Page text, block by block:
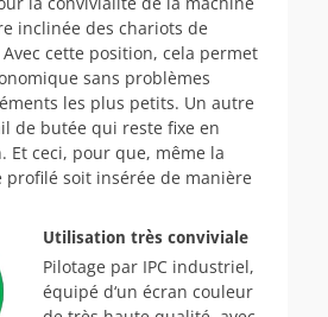
inclinée des chariots de
cette position, cela permet
sans problèmes
les plus petits. Un autre
de butée qui reste fixe en
Et ceci, pour que, même la
soit insérée de manière
Utilisation très conviviale
Pilotage par IPC industriel,
équipé d‘un écran couleur